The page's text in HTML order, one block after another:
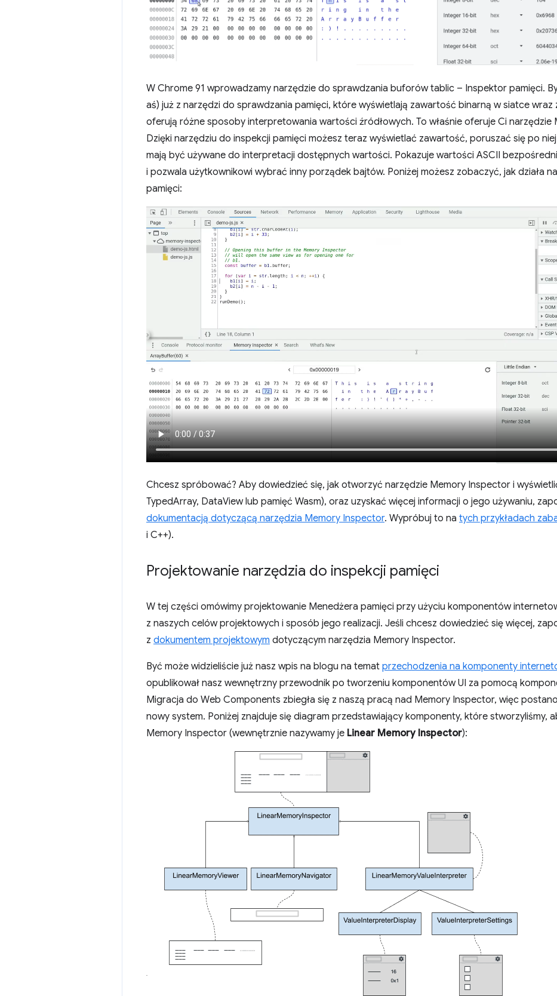
W Chrome 91 wprowadzamy narzędzie do sprawdzania buforów tablic – Inspektor pamięci.
aś) już z narzędzi do sprawdzania pamięci, które wyświetlają zawartość binarną w siatce wraz
oferują różne sposoby interpretowania wartości źródłowych. To właśnie oferuje Ci narzędzie
Dzięki narzędziu do inspekcji pamięci możesz teraz wyświetlać zawartość, poruszać się po
mają być używane do interpretacji dostępnych wartości. Pokazuje wartości ASCII
i pozwala użytkownikowi wybrać inny porządek bajtów. Poniżej możesz zobaczyć, jak działa
pamięci:
Chcesz spróbować? Aby dowiedzieć się, jak otworzyć narzędzie Memory Inspector i
TypedArray, DataView lub pamięć Wasm), oraz uzyskać więcej informacji o jego używaniu,
dokumentacją dotyczącą narzędzia Memory Inspector. Wypróbuj to na tych przykładach
i C++).
Projektowanie narzędzia do inspekcji pamięci
W tej części omówimy projektowanie Menedżera pamięci przy użyciu komponentów
z naszych celów projektowych i sposób jego realizacji. Jeśli chcesz dowiedzieć się więcej,
z dokumentem projektowym dotyczącym narzędzia Memory Inspector.
Być może widzieliście już nasz wpis na blogu na temat przechodzenia na komponenty
opublikował nasz wewnętrzny przewodnik po tworzeniu komponentów UI za pomocą
Migracja do Web Components zbiegła się z naszą pracą nad Memory Inspector, więc
nowy system. Poniżej znajduje się diagram przedstawiający komponenty, które stworzyliśmy,
Memory Inspector (wewnętrznie nazywamy je Linear Memory Inspector):